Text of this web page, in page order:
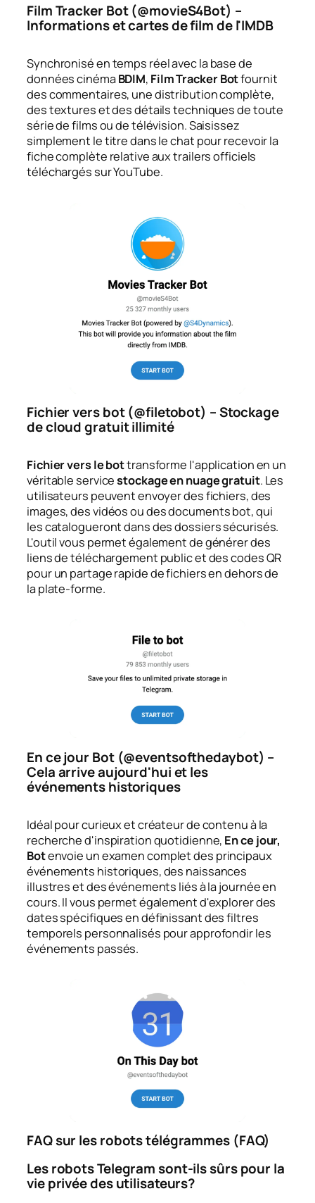
Film Tracker Bot (@movieS4Bot) –
Informations et cartes de film de l'IMDB
Synchronisé en temps réel avec la base de
données cinémaBDIM, Film Tracker Botfournit
des commentaires, une distribution complète,
des textures et des détails techniques de toute
série de films ou de télévision. Saisissez
simplement le titre dans le chat pour recevoir la
fiche complète relative aux trailers officiels
téléchargés sur YouTube.
Fichier vers bot (@filetobot) – Stockage
de cloud gratuit illimité
Fichier vers le bottransforme l'application en un
véritable servicestockage en nuage gratuit. Les
utilisateurs peuvent envoyer des fichiers, des
images, des vidéos ou des documents bot, qui
les catalogueront dans des dossiers sécurisés.
L'outil vous permet également de générer des
liens de téléchargement public et des codes QR
pour un partage rapide de fichiers en dehors de
la plate-forme.
En ce jour Bot (@eventsofthedaybot) –
Cela arrive aujourd'hui et les
événements historiques
Idéal pour curieux et créateur de contenu à la
recherche d'inspiration quotidienne, En ce jour,
Botenvoie un examen complet des principaux
événements historiques, des naissances
illustres et des événements liés à la journée en
cours. Il vous permet également d'explorer des
dates spécifiques en définissant des filtres
temporels personnalisés pour approfondir les
événements passés.
FAQ sur les robots télégrammes (FAQ)
Les robots Telegram sont-ils sûrs pour la
vie privée des utilisateurs?